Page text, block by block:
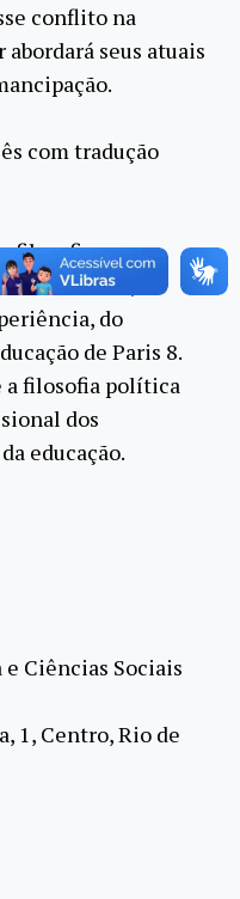
conflito na
seus atuais
com tradução
filosofia na
do LLCP,
do
de Paris 8.
a filosofia política
dos
educação.
Ciências Sociais
1, Centro, Rio de